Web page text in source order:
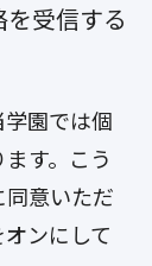
受信する
園では個
す。こう
意いただ
ンにして